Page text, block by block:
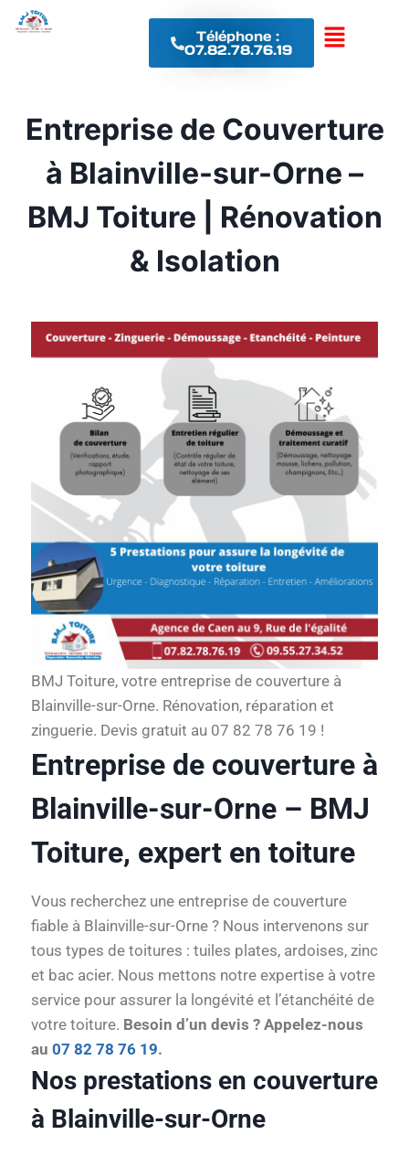
Téléphone :
07.82.78.76.19
Entreprise de Couverture
à Blainville-sur-Orne –
BMJ Toiture | Rénovation
& Isolation
BMJ Toiture, votre entreprise de couverture à
Blainville-sur-Orne. Rénovation, réparation et
zinguerie. Devis gratuit au 07 82 78 76 19 !
Entreprise de couverture à
Blainville-sur-Orne – BMJ
Toiture, expert en toiture
Vous recherchez une entreprise de couverture
fiable à Blainville-sur-Orne ? Nous intervenons sur
tous types de toitures : tuiles plates, ardoises, zinc
et bac acier. Nous mettons notre expertise à votre
service pour assurer la longévité et l’étanchéité de
votre toiture. Besoin d’un devis ? Appelez-nous
au 07 82 78 76 19.
Nos prestations en couverture
à Blainville-sur-Orne